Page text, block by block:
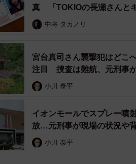
います」と見解を語った。
ＩＣＰＯ（国際刑事警察機構）ル
してくれるか。入管の職員とお金
性は十分にありますが、日本の警
こで、どう、天びんにかけられる
策について、小川氏は「宅配業者
ネームで聞くこと。ドアのカギ部
音も出るので犯人は嫌がります」
真 「TOKIOの長瀬さんと
中将 タカノリ
宮台真司さん襲撃犯はどこ
注目 捜査は難航、元刑事
小川 泰平
イオンモールでスプレー噴
放…元刑事が現場の状況や
小川 泰平